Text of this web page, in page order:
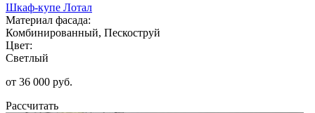
Шкаф-купе Лотал
Материал фасада:
Комбинированный, Пескоструй
Цвет:
Светлый
от 36 000 руб.
Рассчитать